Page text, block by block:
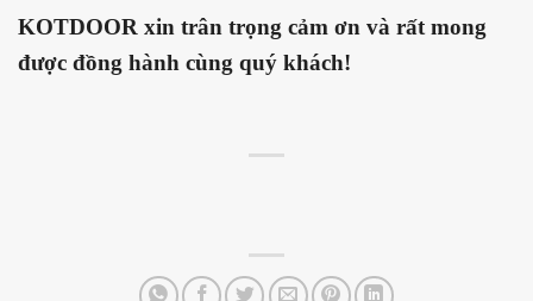
KOTDOOR xin trân trọng cảm ơn và rất mong
được đồng hành cùng quý khách!